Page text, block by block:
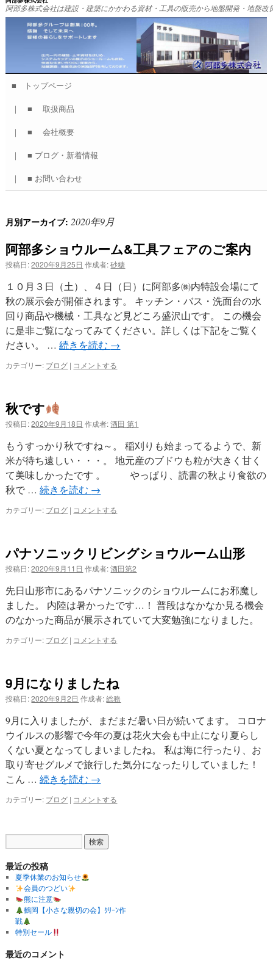
阿部多株式会社は建設・建築にかかわる資材・工具の販売から地盤開発・地盤
コ
ン
テ
ン
ツ
ス
キ
ッ
■ トップページ
｜ ■ 取扱商品
｜ ■ 会社概要
｜ ■ ブログ・新着情報
｜ ■ お問い合わせ
月別アーカイブ:2020年9月
阿部多ショウルーム&工具フェアのご案内
投稿日: 2020年9月25日 作成者: 砂糖
１０月３日（土）、４日（日）に阿部多㈱内特設会場にて
秋の展示会が開催されます。 キッチン・バス・洗面台の水
回り商品や機械・工具など見どころ盛沢山です。 この機会
に是非ご覧になってみてください。詳しくは下記をご覧く
ださい。 …続きを読む →
カテゴリー: ブログ | コメントする
秋です
投稿日: 2020年9月18日 作成者: 酒田 第1
もうすっかり秋ですね～。 稲刈りも始まってるようで、新
米が待ち遠しい・・・。 地元産のブドウも粒が大きく甘く
て美味しかったです 。 やっぱり、読書の秋より食欲の
秋で …続きを読む →
カテゴリー: ブログ | コメントする
パナソニックリビングショウルーム山形
投稿日: 2020年9月11日 作成者: 酒田第2
先日山形市にあるパナソニックのショウルームにお邪魔し
ました。 内陸は暑かったです…！ 普段はなかなか見る機会
のなかった商品が展示されていて大変勉強になりました。
カテゴリー: ブログ | コメントする
9月になりましたね
投稿日: 2020年9月2日 作成者: 総務
9月に入りましたが、まだまだ暑い日が続いてます。 コロナ
ウイルスの影響で今年の夏は花火大会も中止になり夏らし
くない夏となってしまいましたね。 私は海に行ったり、お
取り寄せグルメで旅行した気分になったりしていました！
こん …続きを読む →
カテゴリー: ブログ | コメントする
最近の投稿
夏季休業のお知らせ
会員のつどい
熊に注意
鶴岡【小さな親切の会】ｸﾘｰﾝ作
戦
特別セール
最近のコメント